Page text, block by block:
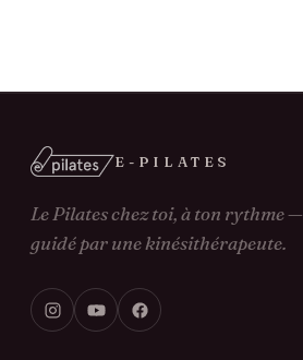
E-PILATES
Le Pilates chez toi, à ton rythme —
guidé par une kinésithérapeute.